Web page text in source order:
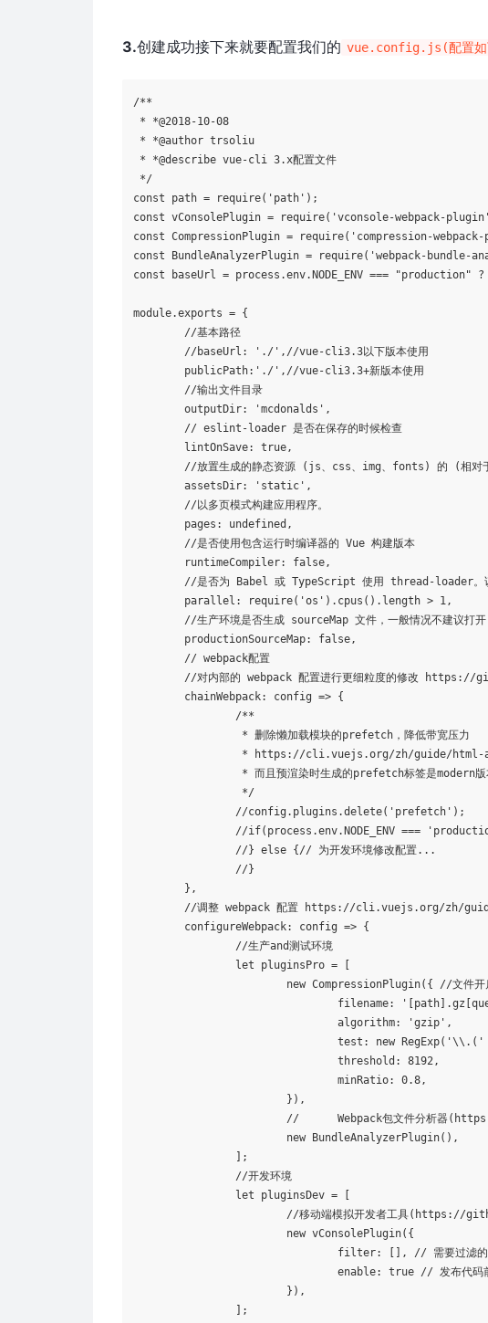
3.创建成功接下来就要配置我们的 vue.config.js(配置如
/**
* *@2018-10-08
* *@author trsoliu
* *@describe vue-cli 3.x配置文件
*/
const path = require( 'path' );
const vConsolePlugin = require( 'vconsole-webpack-plugin'
const CompressionPlugin = require( 'compression-
const BundleAnalyzerPlugin = require( 'webpack-bundle-
const baseUrl = process.env.NODE_ENV ===
"production" ?
module.exports = {
	//baseUrl:
'./' ,//vue-cli3.3以下版本使用
        publicPath:
'./' ,//vue-cli3.3+新版本使用
	outputDir:
'mcdonalds' ,
	lintOnSave:
true,
	assetsDir:
'static' ,
	runtimeCompiler:
false,
	parallel: require(
'os' ).cpus().length > 1,
	//生产环境是否生成
sourceMap 文件，一般情况不建议打开
	productionSourceMap:
false,
* https://cli.vuejs.org/zh/guide/
		//config.plugins.delete(
'prefetch' );
		//
if(process.env.NODE_ENV ===
		//}
else {// 为开发环境修改配置...
//调整 webpack 配置 https://cli.vuejs.org/zh/
let pluginsPro = [
				filename:
				algorithm:
'gzip' ,
test : new RegExp( '\\.('
				threshold: 8192,
				minRatio: 0.8,
let pluginsDev = [
enable: true // 发布代码